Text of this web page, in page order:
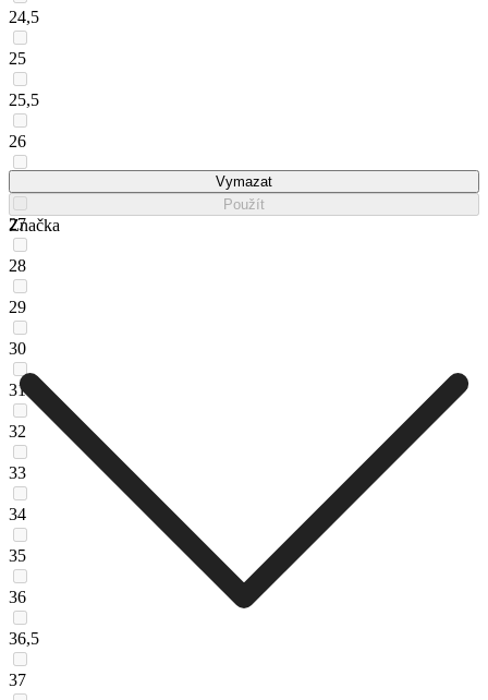
24,5
25
25,5
26
27
28
29
30
31
32
33
34
35
36
36,5
37
Vymazat
Použít
Značka